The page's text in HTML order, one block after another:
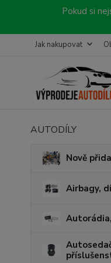
Pokud si
Jak nakupovat
AUTODÍLY
Nově
Airbagy,